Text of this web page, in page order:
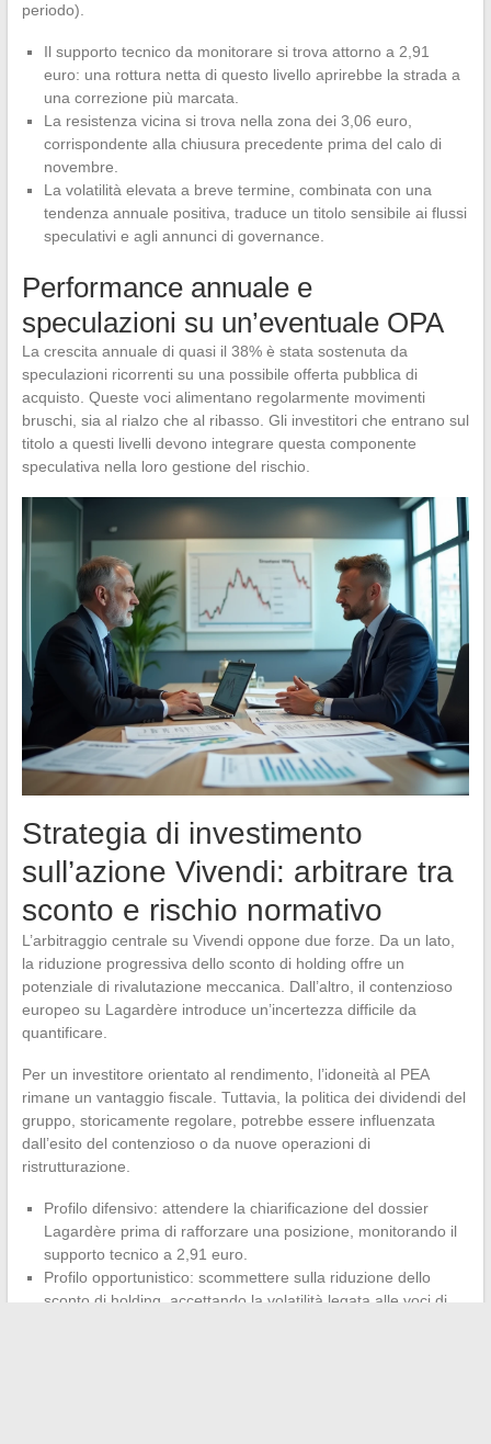
periodo).
Il supporto tecnico da monitorare si trova attorno a 2,91
euro: una rottura netta di questo livello aprirebbe la strada a
una correzione più marcata.
La resistenza vicina si trova nella zona dei 3,06 euro,
corrispondente alla chiusura precedente prima del calo di
novembre.
La volatilità elevata a breve termine, combinata con una
tendenza annuale positiva, traduce un titolo sensibile ai flussi
speculativi e agli annunci di governance.
Performance annuale e
speculazioni su un’eventuale OPA
La crescita annuale di quasi il 38% è stata sostenuta da
speculazioni ricorrenti su una possibile offerta pubblica di
acquisto. Queste voci alimentano regolarmente movimenti
bruschi, sia al rialzo che al ribasso. Gli investitori che entrano sul
titolo a questi livelli devono integrare questa componente
speculativa nella loro gestione del rischio.
Strategia di investimento
sull’azione Vivendi: arbitrare tra
sconto e rischio normativo
L’arbitraggio centrale su Vivendi oppone due forze. Da un lato,
la riduzione progressiva dello sconto di holding offre un
potenziale di rivalutazione meccanica. Dall’altro, il contenzioso
europeo su Lagardère introduce un’incertezza difficile da
quantificare.
Per un investitore orientato al rendimento, l’idoneità al PEA
rimane un vantaggio fiscale. Tuttavia, la politica dei dividendi del
gruppo, storicamente regolare, potrebbe essere influenzata
dall’esito del contenzioso o da nuove operazioni di
ristrutturazione.
Profilo difensivo: attendere la chiarificazione del dossier
Lagardère prima di rafforzare una posizione, monitorando il
supporto tecnico a 2,91 euro.
Profilo opportunistico: scommettere sulla riduzione dello
sconto di holding, accettando la volatilità legata alle voci di